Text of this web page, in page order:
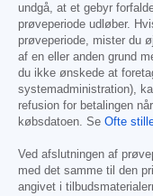
undgå, at et gebyr
prøveperiode udløber.
prøveperiode, mister du
af en eller anden grund
du ikke ønskede at
systemadministration),
refusion for betalingen
købsdatoen. Se Ofte
Ved afslutningen af
med det samme til den
angivet i